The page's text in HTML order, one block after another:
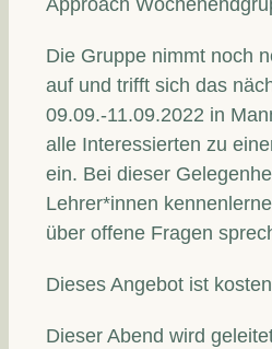
Approach
Die Gruppe nimmt noch
auf und trifft sich das
09.09.-11.09.2022 in
alle Interessierten zu
ein. Bei dieser
Lehrer*innen
über offene Fragen
Dieses Angebot ist
Dieser Abend wird